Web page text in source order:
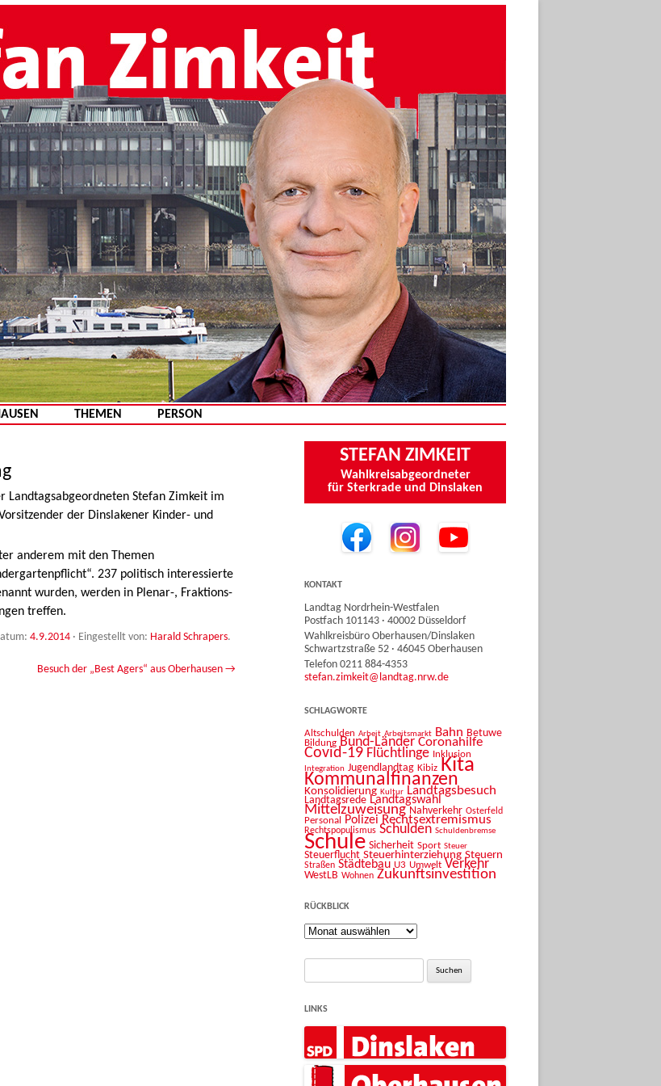
Zum Inhalt springen
THEMEN PERSON
Stefan Zimkeit im
der Dinslakener Kinder- und
anderem mit den Themen
237 politisch interessierte
wurden, werden in Plenar-, Fraktions-
treffen.
4.9.2014 · Eingestellt von: Harald Schrapers.
Besuch der „Best Agers“ aus Oberhausen →
STEFAN ZIMKEIT
Wahlkreisabgeordneter
für Sterkrade und Dinslaken
KONTAKT
Landtag Nordrhein-Westfalen
Postfach 101143 · 40002 Düsseldorf
Wahlkreisbüro Oberhausen/Dinslaken
Schwartzstraße 52 · 46045 Oberhausen
Telefon 0211 884-4353
stefan.zimkeit@landtag.nrw.de
SCHLAGWORTE
Altschulden Arbeit Arbeitsmarkt Bahn Betuwe
Bildung Bund-Länder Coronahilfe
Covid-19 Flüchtlinge Inklusion
Integration Jugendlandtag Kibiz Kita
Kommunalfinanzen
Konsolidierung Kultur Landtagsbesuch
Landtagsrede Landtagswahl
Mittelzuweisung Nahverkehr Osterfeld
Personal Polizei Rechtsextremismus
Rechtspopulismus Schulden Schuldenbremse
Schule Sicherheit Sport Steuer
Steuerflucht Steuerhinterziehung Steuern
Straßen Städtebau U3 Umwelt Verkehr
WestLB Wohnen Zukunftsinvestition
RÜCKBLICK
Rückblick
Suche
LINKS